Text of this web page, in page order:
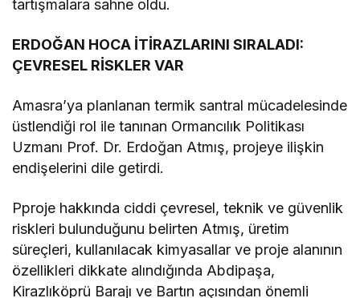
tartışmalara sahne oldu.
ERDOĞAN HOCA İTİRAZLARINI SIRALADI:
ÇEVRESEL RİSKLER VAR
Amasra’ya planlanan termik santral mücadelesinde
üstlendiği rol ile tanınan Ormancılık Politikası
Uzmanı Prof. Dr. Erdoğan Atmış, projeye ilişkin
endişelerini dile getirdi.
Pproje hakkında ciddi çevresel, teknik ve güvenlik
riskleri bulunduğunu belirten Atmış, üretim
süreçleri, kullanılacak kimyasallar ve proje alanının
özellikleri dikkate alındığında Abdipaşa,
Kirazlıköprü Barajı ve Bartın açısından önemli